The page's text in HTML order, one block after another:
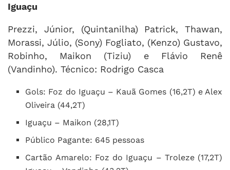
Iguaçu
Prezzi, Júnior, (Quintanilha) Patrick, Thawan,
Morassi, Júlio, (Sony) Fogliato, (Kenzo) Gustavo,
Robinho, Maikon (Tiziu) e Flávio Renê
(Vandinho). Técnico: Rodrigo Casca
Gols: Foz do Iguaçu – Kauã Gomes (16,2T) e Alex
Oliveira (44,2T)
Iguaçu – Maikon (28,1T)
Público Pagante: 645 pessoas
Cartão Amarelo: Foz do Iguaçu – Troleze (17,2T)